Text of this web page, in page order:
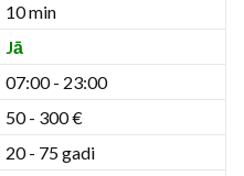
10 min
Jā
07:00 - 23:00
50 - 300 €
20 - 75 gadi